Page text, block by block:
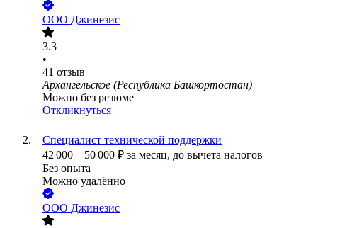
ООО Джинезис
3.3
•
41 отзыв
Архангельское (Республика Башкортостан)
Можно без резюме
Откликнуться
Специалист технической поддержки
42 000 – 50 000 ₽ за месяц, до вычета налогов
Без опыта
Можно удалённо
ООО Джинезис